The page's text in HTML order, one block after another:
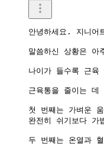
안녕하세요. 지니어
말씀하신 상황은 아
나이가 들수록 근
근육통을 줄이는 데
첫 번째는 가벼운
완전히 쉬기보다 가
두 번째는 온열과 혈